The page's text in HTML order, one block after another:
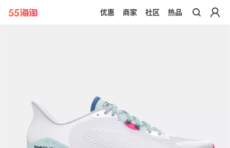
带你去官网买正品
优惠 商家 社区 热品